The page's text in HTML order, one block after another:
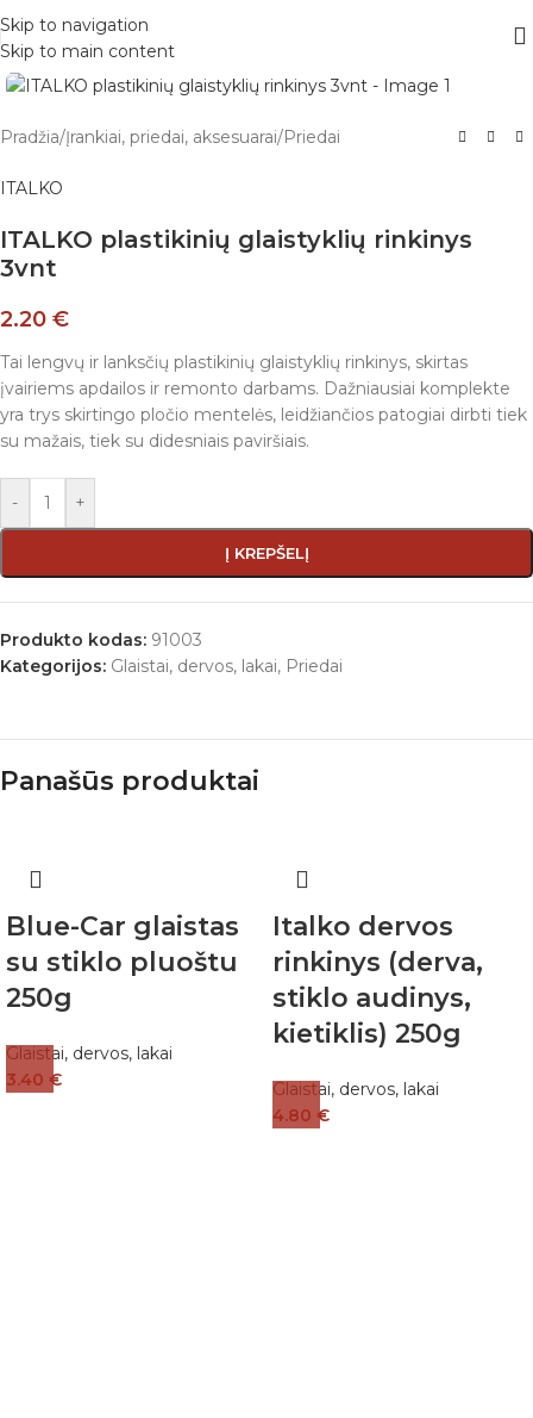
Skip to navigation
Skip to main content
Pradžia/Įrankiai, priedai, aksesuarai/Priedai
ITALKO
ITALKO plastikinių glaistyklių rinkinys
3vnt
2.20 €
Tai lengvų ir lanksčių plastikinių glaistyklių rinkinys, skirtas
įvairiems apdailos ir remonto darbams. Dažniausiai komplekte
yra trys skirtingo pločio mentelės, leidžiančios patogiai dirbti tiek
su mažais, tiek su didesniais paviršiais.
- +
Į KREPŠELĮ
Produkto kodas: 91003
Kategorijos: Glaistai, dervos, lakai, Priedai
Panašūs produktai
Blue-Car glaistas
su stiklo pluoštu
250g
Glaistai, dervos, lakai
3.40 €
Italko dervos
rinkinys (derva,
stiklo audinys,
kietiklis) 250g
Glaistai, dervos, lakai
4.80 €